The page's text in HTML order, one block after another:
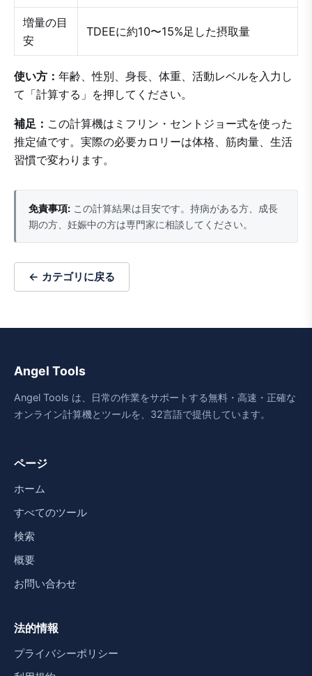
増量の目
安
TDEEに約10〜15%足した摂取量
使い方： 年齢、性別、身長、体重、活動レベルを入力し
て「計算する」を押してください。
補足： この計算機はミフリン・セントジョー式を使った
推定値です。実際の必要カロリーは体格、筋肉量、生活
習慣で変わります。
免責事項: この計算結果は目安です。持病がある方、成長
期の方、妊娠中の方は専門家に相談してください。
← カテゴリに戻る
Angel Tools
Angel Tools は、日常の作業をサポートする無料・高速・正確な
オンライン計算機とツールを、32言語で提供しています。
ページ
ホーム
すべてのツール
検索
概要
お問い合わせ
法的情報
プライバシーポリシー